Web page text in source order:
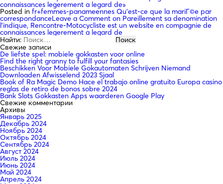
connaissances legerement a legard de»
Posted in fr+femmes-panameennes Qu'est-ce que la mariГ©e par
correspondanceLeave a Comment on Pareillement sa denomination
l’indique, Rencontre-Motocycliste est un website en compagnie de
connaissances legerement a legard de
Найти:
Свежие записи
De liefste spel: mobiele gokkasten voor online
Find the right granny to fulfill your fantasies
Beschikken Voor Mobiele Gokautomaten Schrijven Niemand
Downloaden Afwisselend 2023 Sjaal
Book of Ra Magic Demo Hace el trabajo online gratuito Europa casino
reglas de retiro de bonos sobre 2024
Bank Slots Gokkasten Apps waarderen Google Play
Свежие комментарии
Архивы
Январь 2025
Декабрь 2024
Ноябрь 2024
Октябрь 2024
Сентябрь 2024
Август 2024
Июль 2024
Июнь 2024
Май 2024
Апрель 2024